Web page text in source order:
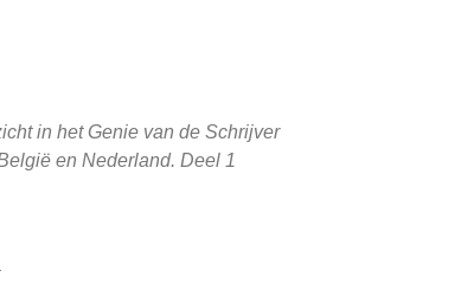
in het Genie van de Schrijver
en Nederland. Deel 1